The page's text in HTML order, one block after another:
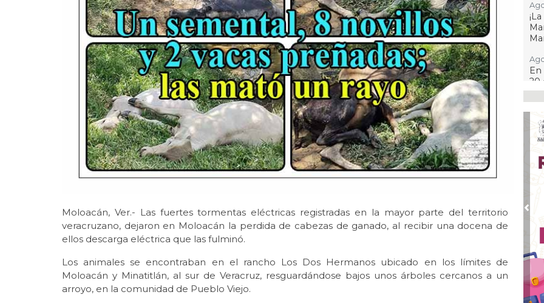
Moloacán, Ver.- Las fuertes tormentas eléctricas registradas en la mayor parte del territorio
veracruzano, dejaron en Moloacán la perdida de cabezas de ganado, al recibir una docena de
ellos descarga eléctrica que las fulminó.
Los animales se encontraban en el rancho Los Dos Hermanos ubicado en los límites de
Moloacán y Minatitlán, al sur de Veracruz, resguardándose bajos unos árboles cercanos a un
arroyo, en la comunidad de Pueblo Viejo.
20